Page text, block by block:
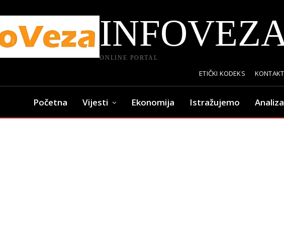
ONLINE PORTAL
ETIČKI KODEKS KONTAKT
Početna Vijesti Ekonomija Istražujemo Analiza